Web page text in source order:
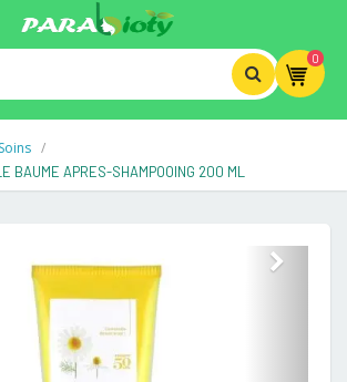
0
BAUME APRES-SHAMPOOING 200 ML